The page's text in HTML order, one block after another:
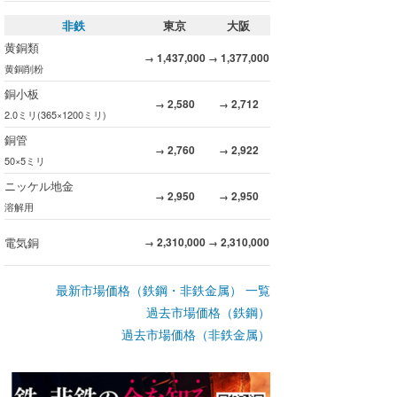
非鉄 東京
大阪
黄銅類
黄銅削粉
→ 1,437,000 → 1,377,000
銅小板
2.0ミリ(365×1200ミリ)
→ 2,580 → 2,712
銅管
50×5ミリ
→ 2,760 → 2,922
ニッケル地金
溶解用
→ 2,950 → 2,950
電気銅 → 2,310,000 → 2,310,000
最新市場価格（鉄鋼・非鉄金属） 一覧
過去市場価格（鉄鋼）
過去市場価格（非鉄金属）